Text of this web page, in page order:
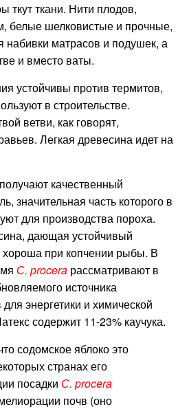
ткут ткани. Нити плодов,
белые шелковистые и прочные,
набивки матрасов и подушек, а
и вместо ваты.
устойчивы против термитов,
в строительстве.
ветви, как говорят,
Легкая древесина идет на
качественный
значительная часть которого в
для производства пороха.
дающая устойчивый
при копчении рыбы. В
С. рrocera рассматривают в
источника
энергетики и химической
содержит 11-23% каучука.
содомское яблоко это
странах его
посадки С. рrocera
почв (оно